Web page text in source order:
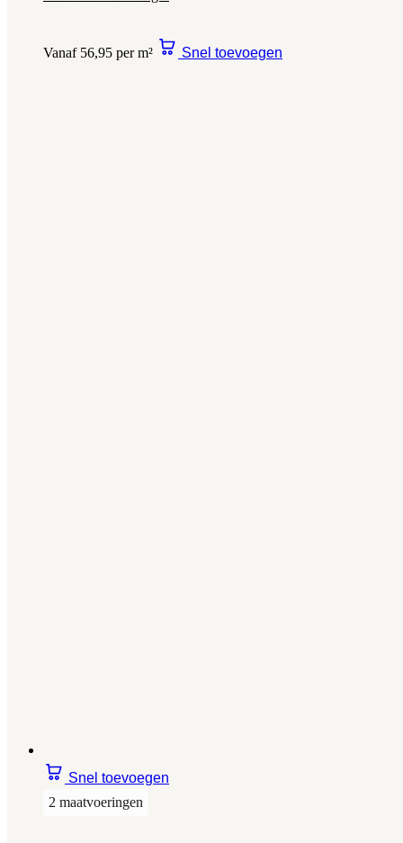
Vanaf 56,95 per m² Snel toevoegen
Snel toevoegen
2 maatvoeringen